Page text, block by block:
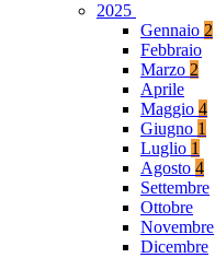
2025
Gennaio 2
Febbraio
Marzo 2
Aprile
Maggio 4
Giugno 1
Luglio 1
Agosto 4
Settembre
Ottobre
Novembre
Dicembre